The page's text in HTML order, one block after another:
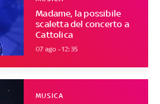
Madame, la possibile
scaletta del concerto a
Cattolica
07 ago - 12:35
MUSICA